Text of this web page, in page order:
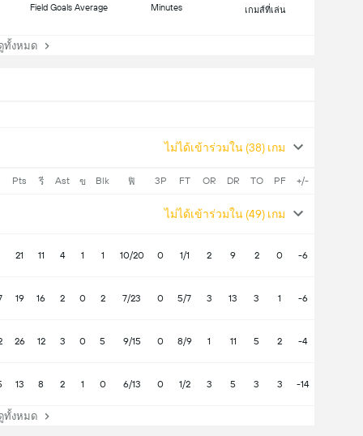
Field Goals Average Minutes เกมส์ที่เล่น
งหมด
ไม่ได้เข้าร่วมใน (38) เกม
Pts รี Ast ข Blk ฟิ 3P FT OR DR TO PF +/-
ไม่ได้เข้าร่วมใน (49) เกม
21 11 4 1 1 10/20 0 1/1 2 9 2 0 -6
19 16 2 0 2 7/23 0 5/7 3 13 3 1 -6
26 12 3 0 5 9/15 0 8/9 1 11 5 2 -4
13 8 2 1 0 6/13 0 1/2 3 5 3 3 -14
งหมด